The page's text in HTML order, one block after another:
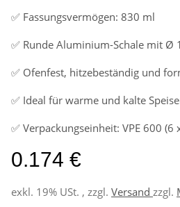
✅ Fassungsvermögen: 830 ml
✅ Runde Aluminium-Schale mit Ø
✅ Ofenfest, hitzebeständig und
✅ Ideal für warme und kalte
✅ Verpackungseinheit: VPE 600 (6
0.174 €
exkl. 19% USt. , zzgl. Versand zzgl.